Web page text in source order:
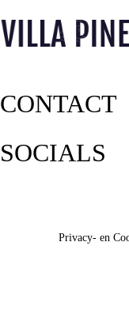
CONTACT
SOCIALS
Privacy- en